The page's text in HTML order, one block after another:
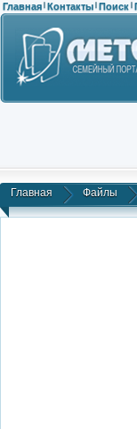
Главная | Контакты | Поиск |
Главная Файлы